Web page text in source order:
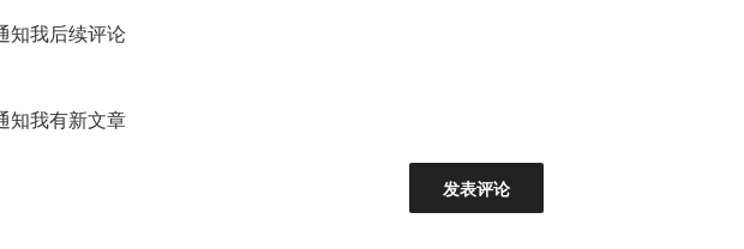
知我后续评论
知我有新文章